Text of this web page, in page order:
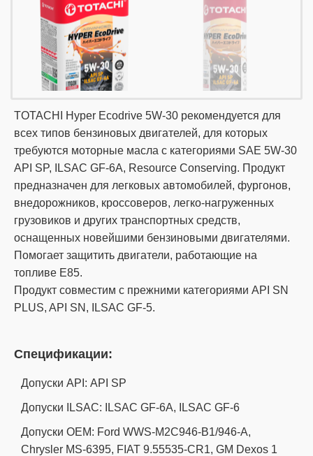
TOTACHI Hyper Ecodrive 5W-30 рекомендуется для
всех типов бензиновых двигателей, для которых
требуются моторные масла с категориями SAE 5W-30
API SP, ILSAC GF-6A, Resource Conserving. Продукт
предназначен для легковых автомобилей, фургонов,
внедорожников, кроссоверов, легко-нагруженных
грузовиков и других транспортных средств,
оснащенных новейшими бензиновыми двигателями.
Помогает защитить двигатели, работающие на
топливе E85.
Продукт совместим с прежними категориями API SN
PLUS, API SN, ILSAC GF-5.
Спецификации:
Допуски API: API SP
Допуски ILSAC: ILSAC GF-6A, ILSAC GF-6
Допуски OEM: Ford WWS-M2C946-B1/946-A,
Chrysler MS-6395, FIAT 9.55535-CR1, GM Dexos 1